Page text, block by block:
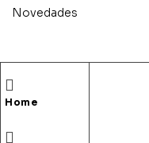
Home
Novedades
Copyright © 2025 Books
reservados.